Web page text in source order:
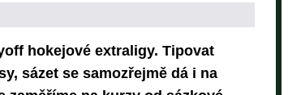
hokejové extraligy. Tipovat
sázet se samozřejmě dá i na